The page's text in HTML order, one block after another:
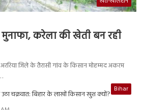
करेला की खेती बन रही
जिले के तैरासी गांव के किसान मोहम्मद अकरम
Bihar